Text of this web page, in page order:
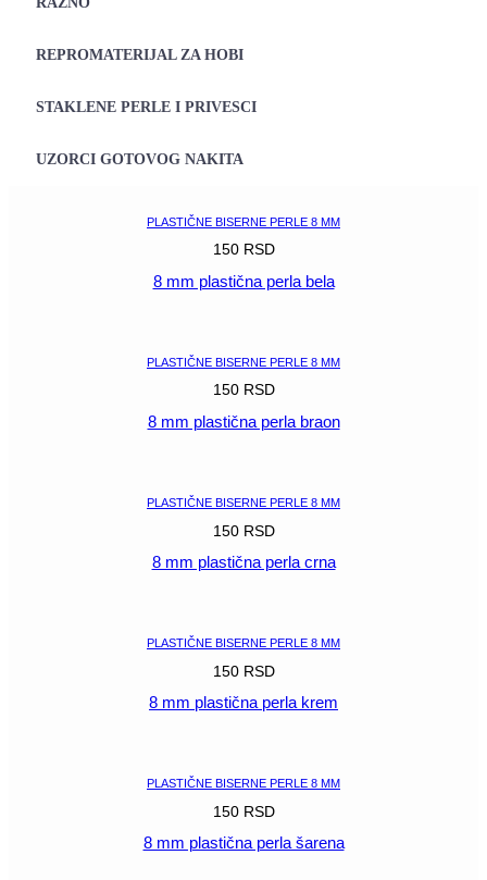
REPROMATERIJAL ZA HOBI
STAKLENE PERLE I PRIVESCI
UZORCI GOTOVOG NAKITA
PLASTIČNE BISERNE PERLE 8 MM
150 RSD
8 mm plastična perla bela
PLASTIČNE BISERNE PERLE 8 MM
150 RSD
8 mm plastična perla braon
PLASTIČNE BISERNE PERLE 8 MM
150 RSD
8 mm plastična perla crna
PLASTIČNE BISERNE PERLE 8 MM
150 RSD
8 mm plastična perla krem
PLASTIČNE BISERNE PERLE 8 MM
150 RSD
8 mm plastična perla šarena